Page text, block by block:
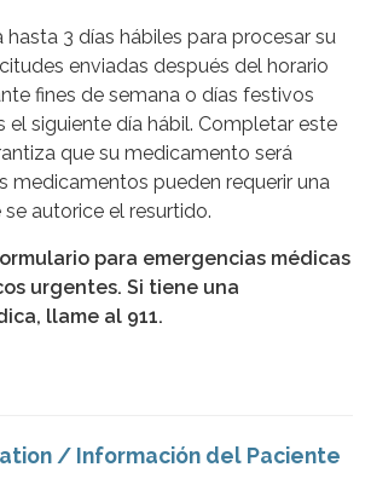
3 días hábiles para procesar su
enviadas después del horario
fines de semana o días festivos
el siguiente día hábil. Completar este
que su medicamento será
medicamentos pueden requerir una
autorice el resurtido.
para emergencias médicas
urgentes. Si tiene una
llame al 911.
/ Información del Paciente